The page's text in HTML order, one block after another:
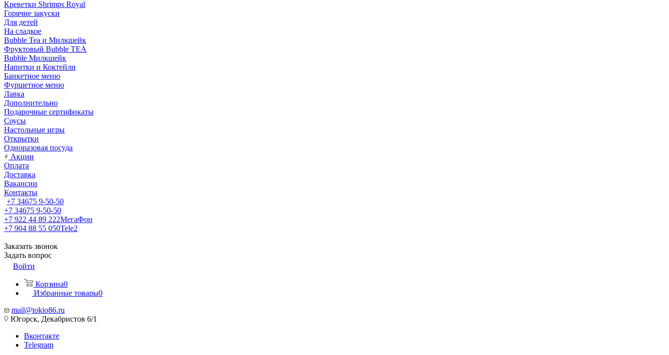
Креветки Shrimps Royal
Горячие закуски
Для детей
На сладкое
Bubble Tea и Милкшейк
Фруктовый Bubble TEA
Bubble Милкшейк
Напитки и Коктейли
Банкетное меню
Фуршетное меню
Лавка
Дополнительно
Подарочные сертификаты
Соусы
Настольные игры
Открытки
Одноразовая посуда
Акции
Оплата
Доставка
Вакансии
Контакты
+7 34675 9-50-50
+7 34675 9-50-50
+7 922 44 89 222МегаФон
+7 904 88 55 050Tele2
Заказать звонок
Задать вопрос
Войти
Корзина0
Избранные товары0
mail@tokio86.ru
Югорск, Декабристов 6/1
Вконтакте
Telegram